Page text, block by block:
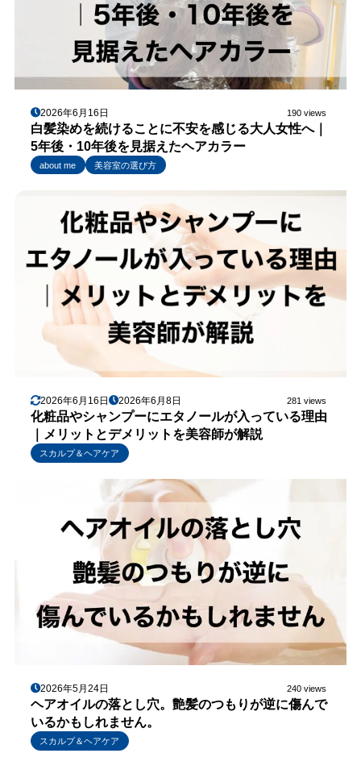
2026年6月16日 190 views
白髪染めを続けることに不安を感じる大人女性へ｜
5年後・10年後を見据えたヘアカラー
about me 美容室の選び方
2026年6月16日 2026年6月8日 281 views
化粧品やシャンプーにエタノールが入っている理由
｜メリットとデメリットを美容師が解説
スカルプ＆ヘアケア
2026年5月24日 240 views
ヘアオイルの落とし穴。艶髪のつもりが逆に傷んで
いるかもしれません。
スカルプ＆ヘアケア